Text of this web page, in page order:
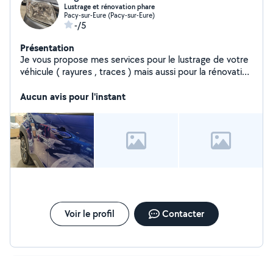
Lustrage et rénovation phare
Pacy-sur-Eure (Pacy-sur-Eure)
-/5
Présentation
Je vous propose mes services pour le lustrage de votre
véhicule ( rayures , traces ) mais aussi pour la rénovation
Aucun avis pour l'instant
Voir le profil Contacter